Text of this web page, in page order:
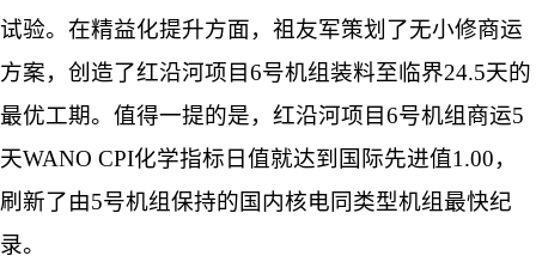
试验。在精益化提升方面，祖友军策划了无小修商运
方案，创造了红沿河项目6号机组装料至临界24.5天的
最优工期。值得一提的是，红沿河项目6号机组商运5
天WANO CPI化学指标日值就达到国际先进值1.00，
刷新了由5号机组保持的国内核电同类型机组最快纪
录。